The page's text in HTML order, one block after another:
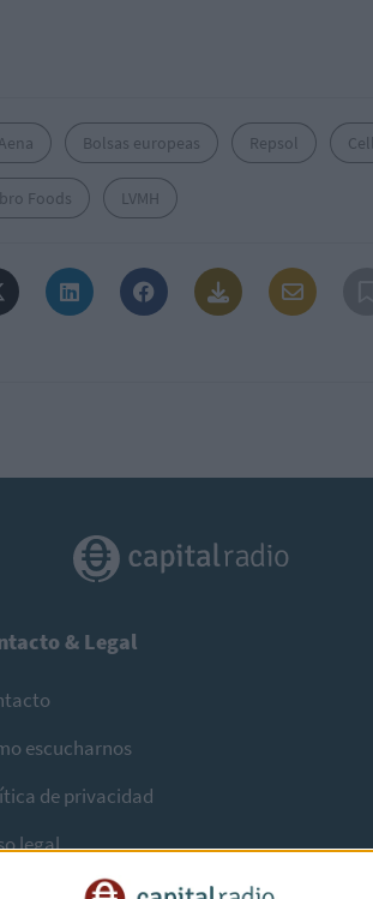
Bolsas europeas Repsol
Foods LVMH
& Legal
escucharnos
de privacidad
legal